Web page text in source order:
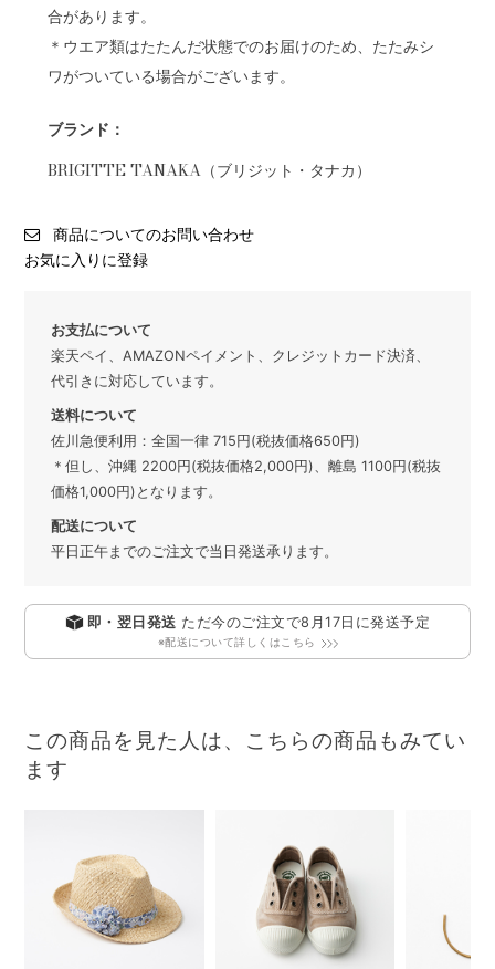
合があります。
＊ウエア類はたたんだ状態でのお届けのため、たたみシ
ワがついている場合がございます。
ブランド：
BRIGITTE TANAKA（ブリジット・タナカ）
商品についてのお問い合わせ
お気に入りに登録
お支払について
楽天ペイ、AMAZONペイメント、クレジットカード決済、
代引きに対応しています。
送料について
佐川急便利用：全国一律 715円(税抜価格650円)
＊但し、沖縄 2200円(税抜価格2,000円)、離島 1100円(税抜
価格1,000円)となります。
配送について
平日正午までのご注文で当日発送承ります。
即・翌日発送 ただ今のご注文で8月17日 に発送予定
※配送について詳しくはこちら
この商品を見た人は、こちらの商品もみてい
ます